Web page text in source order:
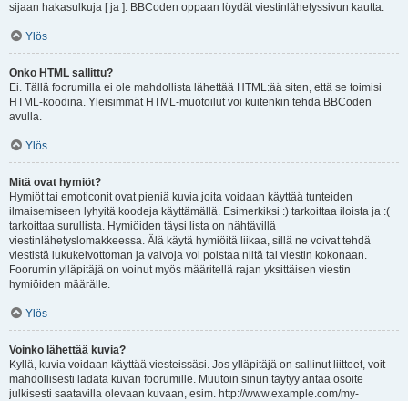
sijaan hakasulkuja [ ja ]. BBCoden oppaan löydät viestinlähetyssivun kautta.
Ylös
Onko HTML sallittu?
Ei. Tällä foorumilla ei ole mahdollista lähettää HTML:ää siten, että se toimisi
HTML-koodina. Yleisimmät HTML-muotoilut voi kuitenkin tehdä BBCoden
avulla.
Ylös
Mitä ovat hymiöt?
Hymiöt tai emoticonit ovat pieniä kuvia joita voidaan käyttää tunteiden
ilmaisemiseen lyhyitä koodeja käyttämällä. Esimerkiksi :) tarkoittaa iloista ja :(
tarkoittaa surullista. Hymiöiden täysi lista on nähtävillä
viestinlähetyslomakkeessa. Älä käytä hymiöitä liikaa, sillä ne voivat tehdä
viestistä lukukelvottoman ja valvoja voi poistaa niitä tai viestin kokonaan.
Foorumin ylläpitäjä on voinut myös määritellä rajan yksittäisen viestin
hymiöiden määrälle.
Ylös
Voinko lähettää kuvia?
Kyllä, kuvia voidaan käyttää viesteissäsi. Jos ylläpitäjä on sallinut liitteet, voit
mahdollisesti ladata kuvan foorumille. Muutoin sinun täytyy antaa osoite
julkisesti saatavilla olevaan kuvaan, esim. http://www.example.com/my-